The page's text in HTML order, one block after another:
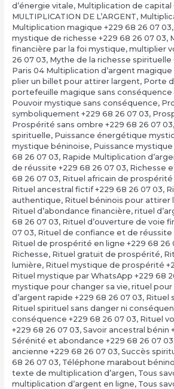
d’énergie vitale, Multiplication de capital
MULTIPLICATION DE L’ARGENT,
Multiplication magique +229 68 26 07 03,
mystique de richesse +229 68 26 07 03,
financière par la foi mystique, multiplier
26 07 03, Mythe de la richesse spirituelle
Paris 04 Multiplication d’argent magique
plier un billet pour attirer largent, Porte
portefeuille magique sans conséquence
Pouvoir mystique sans conséquence,
symboliquement +229 68 26 07 03,
Prospérité sans ombre +229 68 26 07 03,
spirituelle, Puissance énergétique
mystique béninoise, Puissance
68 26 07 03, Rapide Multiplication
de réussite +229 68 26 07 03, Richesse
68 26 07 03, Rituel africain de prospérité
Rituel ancestral fictif +229 68 26 07 03,
authentique, Rituel béninois pour attirer
Rituel d’abondance financière, rituel
68 26 07 03, Rituel d’ouverture de voie
07 03, Rituel de confiance et de réussite
Rituel de prospérité en ligne +229 68 26
Richesse, Rituel gratuit de prospérité,
lumière, Rituel mystique de prospérité
Rituel mystique par WhatsApp +229 68
mystique pour changer sa vie, rituel
d’argent rapide +229 68 26 07 03, Rituel
Rituel spirituel sans danger ni
conséquence +229 68 26 07 03, Rituel
+229 68 26 07 03, Savoir ancestral bénin
Sérénité et abondance +229 68 26 07 03
ancienne +229 68 26 07 03, Succès
68 26 07 03, Téléphone marabout
texte de multiplication d’argen, Tous
multiplication d’argent en ligne, Tous